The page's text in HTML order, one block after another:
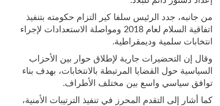
من جانبه، جدد الرئيس سلفا كير التزام حكومته بتنفيذ
اتفاقية السلام لعام 2018 ومواصلة الاستعدادات لإجراء
انتخابات سلمية وديمقراطية.
وقال إن التحضيرات جارية لإطلاق حوار بين الأحزاب
السياسية حول القضايا المرتبطة بالانتخابات، بهدف بناء
توافق سياسي واسع بين مختلف الأطراف.
كما أشار إلى التقدم المحرز في تنفيذ الترتيبات الأمنية،